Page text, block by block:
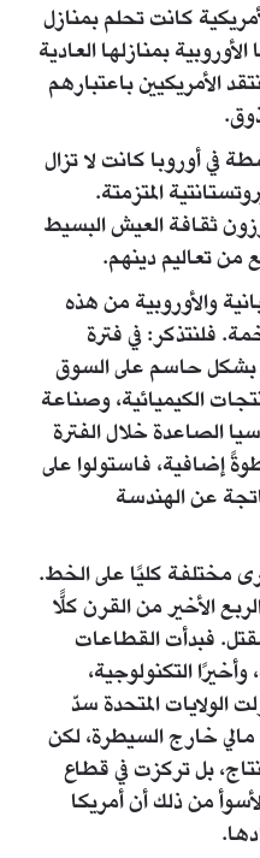
كانت تحلم بمنازل
بمنازلها العادية
الأمريكيين باعتبارهم
في أوروبا كانت لا تزال
المتزمتة.
ثقافة العيش البسيط
من تعاليم دينهم.
والأوروبية من هذه
فلنتذكر: في فترة
بشكل حاسم على السوق
الكيميائية، وصناعة
الصاعدة خلال الفترة
خطوةً إضافية، فاستولوا على
عن الهندسة
مختلفة كليًا على الخط.
الأخير من القرن كلًّا
مقتل. فبدأت القطاعات
وأخيرًا التكنولوجية،
الولايات المتحدة سدّ
خارج السيطرة، لكن
بل تركزت في قطاع
من ذلك أن أمريكا